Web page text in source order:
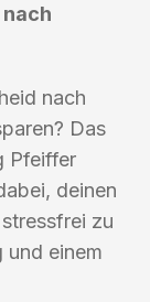
nach
nach
Das
Pfeiffer
deinen
zu
und einem